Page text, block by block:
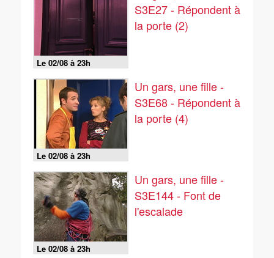
Le 02/08 à 23h
S3E27 - Répondent à
la porte (2)
Le 02/08 à 23h
Un gars, une fille -
S3E68 - Répondent à
la porte (4)
Le 02/08 à 23h
Un gars, une fille -
S3E144 - Font de
l'escalade